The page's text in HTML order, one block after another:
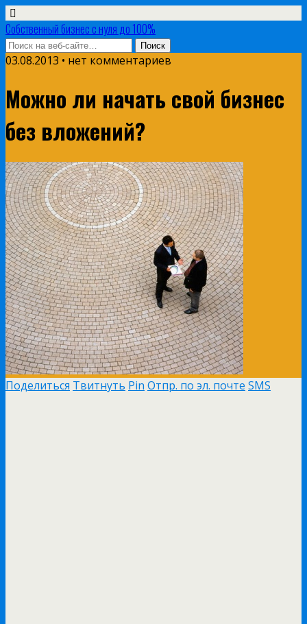
Собственный бизнес с нуля до 100%
03.08.2013 • нет комментариев
Можно ли начать свой бизнес
без вложений?
Поделиться Твитнуть Pin Отпр. по эл. почте SMS